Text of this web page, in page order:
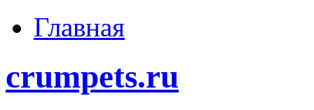
Главная
crumpets.ru